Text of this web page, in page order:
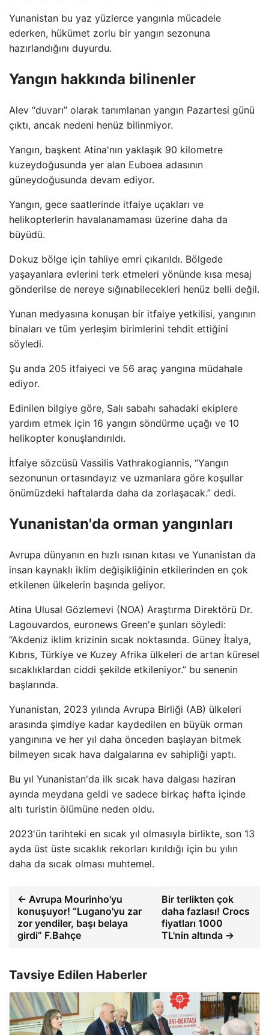
Yunanistan bu yaz yüzlerce yangınla mücadele
ederken, hükümet zorlu bir yangın sezonuna
hazırlandığını duyurdu.
Yangın hakkında bilinenler
Alev “duvarı” olarak tanımlanan yangın Pazartesi günü
çıktı, ancak nedeni henüz bilinmiyor.
Yangın, başkent Atina'nın yaklaşık 90 kilometre
kuzeydoğusunda yer alan Euboea adasının
güneydoğusunda devam ediyor.
Yangın, gece saatlerinde itfaiye uçakları ve
helikopterlerin havalanamaması üzerine daha da
büyüdü.
Dokuz bölge için tahliye emri çıkarıldı. Bölgede
yaşayanlara evlerini terk etmeleri yönünde kısa mesaj
gönderilse de nereye sığınabilecekleri henüz belli değil.
Yunan medyasına konuşan bir itfaiye yetkilisi, yangının
binaları ve tüm yerleşim birimlerini tehdit ettiğini
söyledi.
Şu anda 205 itfaiyeci ve 56 araç yangına müdahale
ediyor.
Edinilen bilgiye göre, Salı sabahı sahadaki ekiplere
yardım etmek için 16 yangın söndürme uçağı ve 10
helikopter konuşlandırıldı.
İtfaiye sözcüsü Vassilis Vathrakogiannis, “Yangın
sezonunun ortasındayız ve uzmanlara göre koşullar
önümüzdeki haftalarda daha da zorlaşacak.” dedi.
Yunanistan'da orman yangınları
Avrupa dünyanın en hızlı ısınan kıtası ve Yunanistan da
insan kaynaklı iklim değişikliğinin etkilerinden en çok
etkilenen ülkelerin başında geliyor.
Atina Ulusal Gözlemevi (NOA) Araştırma Direktörü Dr.
Lagouvardos, euronews Green'e şunları söyledi:
“Akdeniz iklim krizinin sıcak noktasında. Güney İtalya,
Kıbrıs, Türkiye ve Kuzey Afrika ülkeleri de artan küresel
sıcaklıklardan ciddi şekilde etkileniyor.” bu senenin
başlarında.
Yunanistan, 2023 yılında Avrupa Birliği (AB) ülkeleri
arasında şimdiye kadar kaydedilen en büyük orman
yangınına ve her yıl daha önceden başlayan bitmek
bilmeyen sıcak hava dalgalarına ev sahipliği yaptı.
Bu yıl Yunanistan'da ilk sıcak hava dalgası haziran
ayında meydana geldi ve sadece birkaç hafta içinde
altı turistin ölümüne neden oldu.
2023'ün tarihteki en sıcak yıl olmasıyla birlikte, son 13
ayda üst üste sıcaklık rekorları kırıldığı için bu yılın
daha da sıcak olması muhtemel.
← Avrupa Mourinho'yu
konuşuyor! “Lugano'yu zar
zor yendiler, başı belaya
girdi” F.Bahçe
Bir terlikten çok
daha fazlası! Crocs
fiyatları 1000
TL'nin altında →
Tavsiye Edilen Haberler